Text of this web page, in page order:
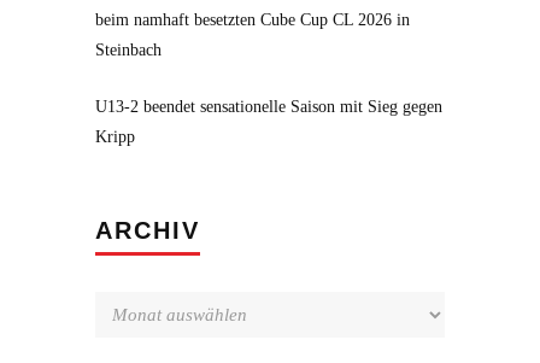
beim namhaft besetzten Cube Cup CL 2026 in
Steinbach
U13-2 beendet sensationelle Saison mit Sieg gegen
Kripp
ARCHIV